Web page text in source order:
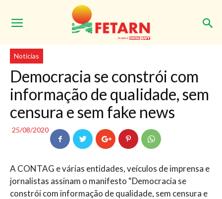
Notícias
Democracia se constrói com
informação de qualidade, sem
censura e sem fake news
25/08/2020
A CONTAG e várias entidades, veículos de imprensa e
jornalistas assinam o manifesto “Democracia se
constrói com informação de qualidade, sem censura e